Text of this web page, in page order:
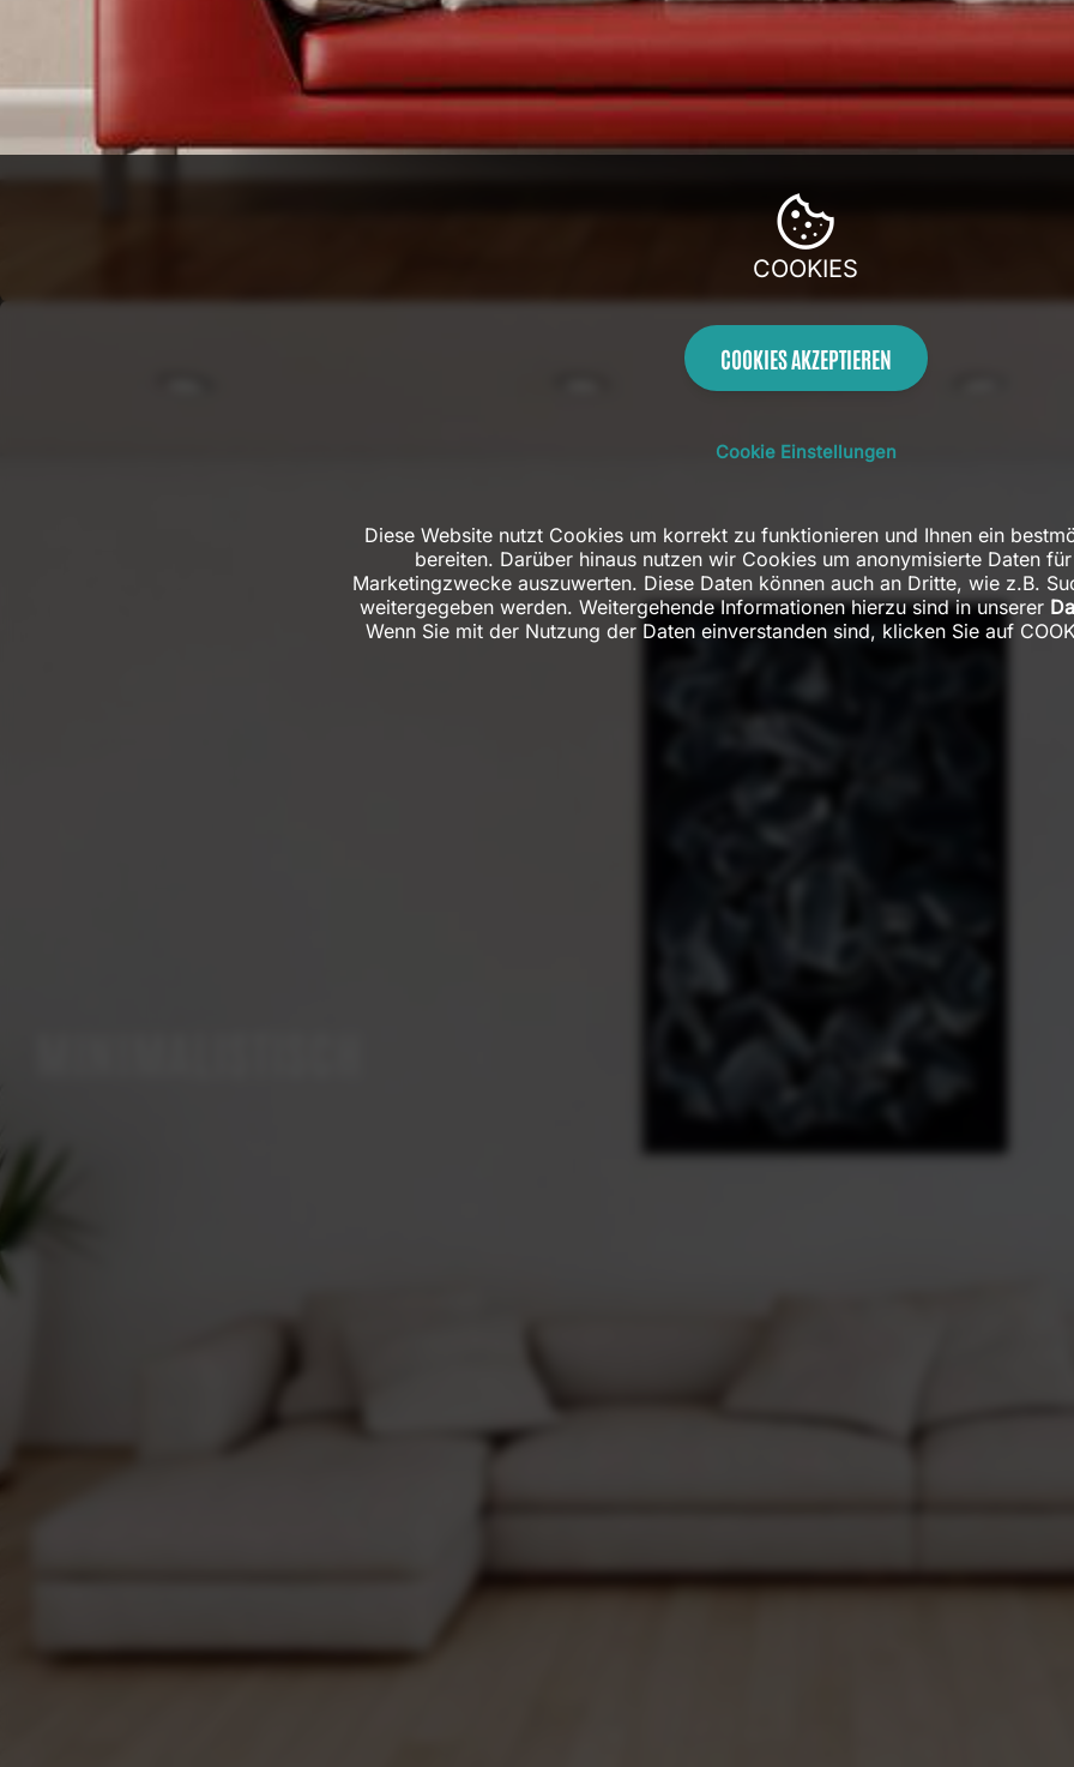
COOKIES
COOKIES AKZEPTIEREN
Cookie Einstellungen
Diese Website nutzt Cookies um korrekt zu funktionieren und Ihnen ein
bereiten. Darüber hinaus nutzen wir Cookies um anonymisierte Daten
Marketingzwecke auszuwerten. Diese Daten können auch an Dritte, wie z.B.
weitergegeben werden. Weitergehende Informationen hierzu sind in unserer
Wenn Sie mit der Nutzung der Daten einverstanden sind, klicken Sie auf